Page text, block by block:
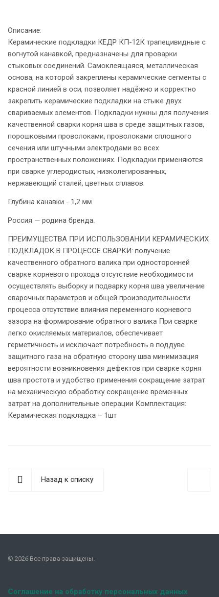
Описание:
Керамические подкладки КЕДР КП-12К трапецивидные с
вогнутой канавкой, предназначены для проварки
стыковых соединений. Самоклеящаяся, металлическая
основа, на которой закреплены керамические сегменты с
красной линией в оси, позволяет надёжно и корректно
закрепить керамические подкладки на стыке двух
свариваемых элементов. Подкладки нужны для получения
качественной сварки корня шва в среде защитных газов,
порошковыми проволоками, проволоками сплошного
сечения или штучными электродами во всех
пространственных положениях. Подкладки применяются
при сварке углеродистых, низколегированных,
нержавеющий сталей, цветных сплавов.
Глубина канавки - 1,2 мм
Россия — родина бренда.
ПРЕИМУЩЕСТВА ПРИ ИСПОЛЬЗОВАНИИ КЕРАМИЧЕСКИХ
ПОДКЛАДОК В ПРОЦЕССЕ СВАРКИ: получение
качественного обратного валика при односторонней
сварке корневого прохода отсутствие необходимости
осуществлять выборку и подварку корня шва увеличение
сварочных параметров и общей производительности
процесса отсутствие влияния переменного корневого
зазора на формирование обратного валика При сварке
легко окисляемых материалов, обеспечивает
герметичность и исключает потребность в поддуве
защитного газа на обратную сторону шва минимизация
вероятности возникновения дефектов при сварке корня
шва простота и удобство применения сокращение затрат
на механическую обработку сокращение временных
затрат на дополнительные операции Комплектация:
Керамическая подкладка – 1шт
Назад к списку
© 2026 Все права защищены.
Соглашение на обработку персональных данных